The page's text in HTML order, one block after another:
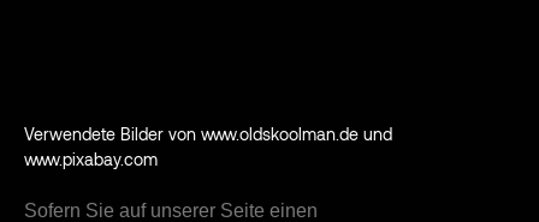
Verwendete Bilder von www.oldskoolman.de und
www.pixabay.com
Sofern Sie auf unserer Seite einen